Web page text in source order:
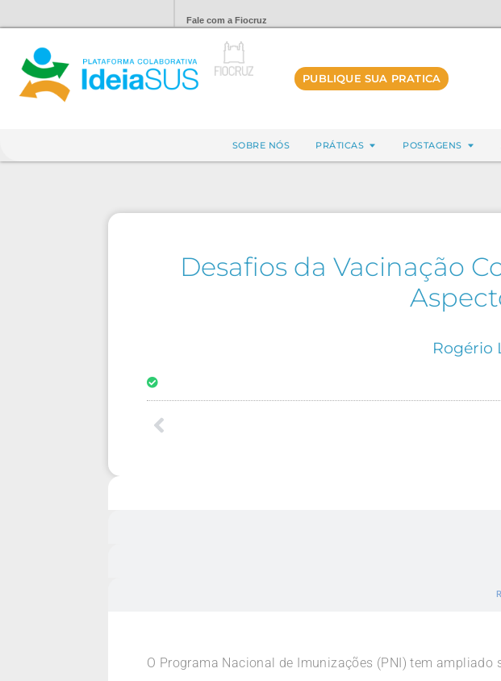
Fale com a Fiocruz
PUBLIQUE SUA PRATICA
SOBRE NÓS PRÁTICAS POSTAGENS
Desafios da Vacinação
Rogério
O Programa Nacional de Imunizações (PNI) tem